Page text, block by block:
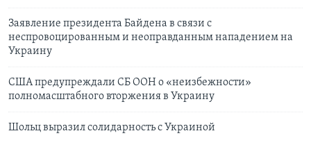
Заявление президента Байдена в связи с
неспровоцированным и неоправданным нападением на
Украину
США предупреждали СБ ООН о «неизбежности»
полномасштабного вторжения в Украину
Шольц выразил солидарность с Украиной